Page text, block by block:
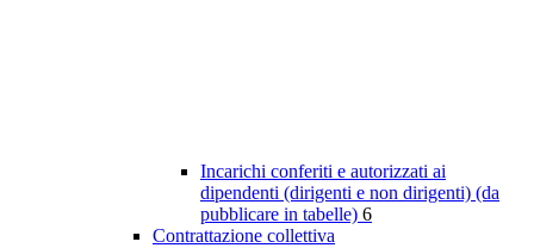
Incarichi conferiti e autorizzati ai
dipendenti (dirigenti e non dirigenti) (da
pubblicare in tabelle) 6
Contrattazione collettiva